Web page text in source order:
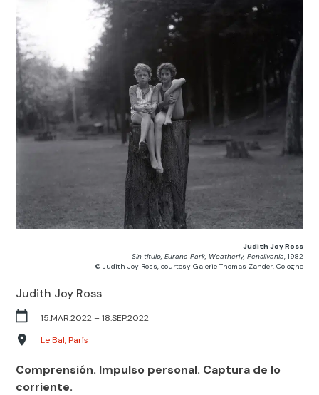
Judith Joy Ross
Sin título, Eurana Park, Weatherly, Pensilvania , 1982
© Judith Joy Ross, courtesy Galerie Thomas Zander, Cologne
Judith Joy Ross
15.MAR.2022 – 18.SEP.2022
Le Bal, París
Comprensión. Impulso personal. Captura de lo
corriente.